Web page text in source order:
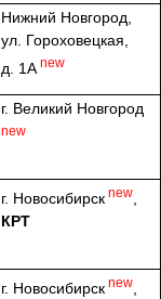
Нижний Новгород,
ул. Гороховецкая,
д. 1А new
г. Великий Новгород
new
г. Новосибирск new,
КРТ
г. Новосибирск new,